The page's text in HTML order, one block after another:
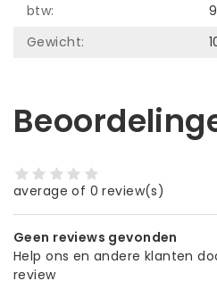
btw:
Gewicht:
average of 0 review(s)
Geen reviews gevonden
Help ons en andere klanten
review